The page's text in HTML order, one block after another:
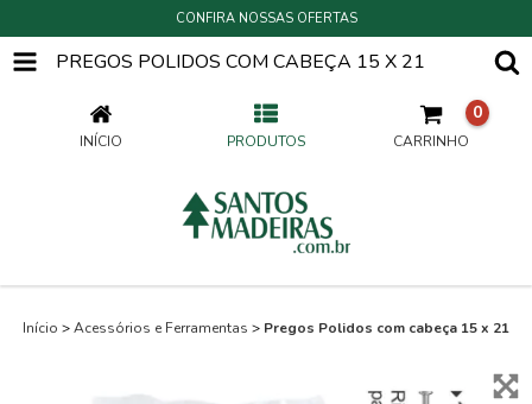
CONFIRA NOSSAS OFERTAS
PREGOS POLIDOS COM CABEÇA 15 X 21
INÍCIO PRODUTOS CARRINHO
0
Início >Acessórios e Ferramentas > Pregos Polidos com cabeça 15 x 21